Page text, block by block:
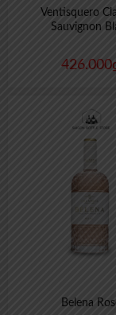
Ventisquero
Sauvignon
426.000
Belena